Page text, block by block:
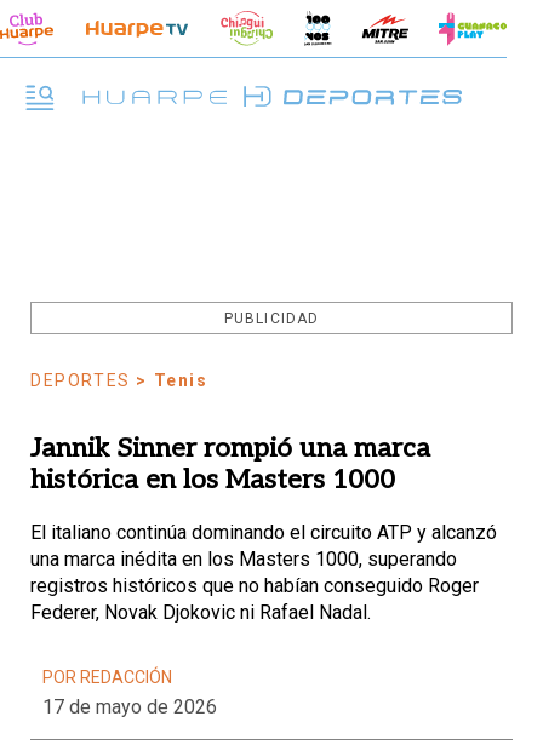
PUBLICIDAD
DEPORTES > Tenis
Jannik Sinner rompió una marca
histórica en los Masters 1000
El italiano continúa dominando el circuito ATP y alcanzó
una marca inédita en los Masters 1000, superando
registros históricos que no habían conseguido Roger
Federer, Novak Djokovic ni Rafael Nadal.
POR REDACCIÓN
17 de mayo de 2026